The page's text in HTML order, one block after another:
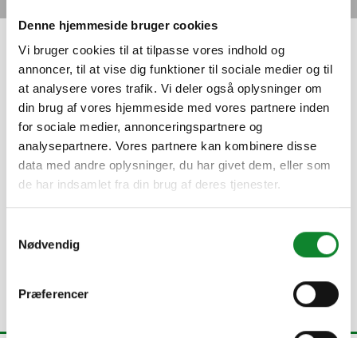
Denne hjemmeside bruger cookies
Vi bruger cookies til at tilpasse vores indhold og
annoncer, til at vise dig funktioner til sociale medier og til
at analysere vores trafik. Vi deler også oplysninger om
din brug af vores hjemmeside med vores partnere inden
for sociale medier, annonceringspartnere og
analysepartnere. Vores partnere kan kombinere disse
data med andre oplysninger, du har givet dem, eller som
de har indsamlet fra din brug af deres tjenester.
Nødvendig
Præferencer
Filosofisk dialog viser vejen til
klimaløsninger
27. JUNI 2025
En lang række organisationer og ildsjæle var samlet, da
DGS den 18. juni havde indkaldt til netværkskonference
om unge og bæredygtighed.Søren Sindberg Jensen, der
er lektor på Institut for Design,...
Læs mere